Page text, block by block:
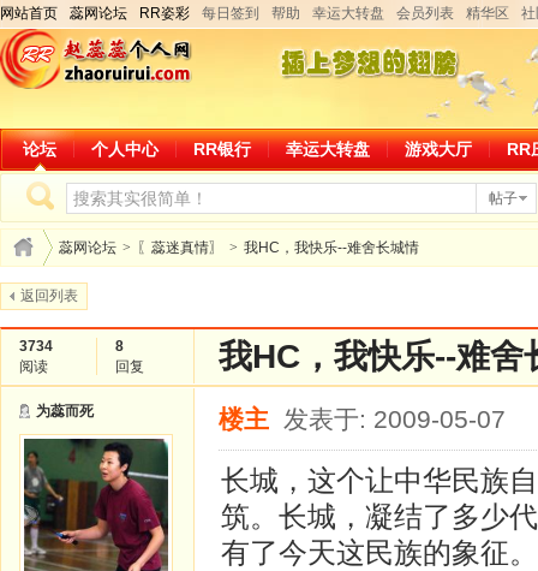
网站首页 蕊网论坛 RR姿彩 每日签到 帮助 幸运大转盘 会员列表 精华区
论坛 个人中心 RR银行 幸运大转盘 游戏大厅 RR
帖子
蕊网论坛 > 〖蕊迷真情〗 > 我HC，我快乐--难舍长城情
返回列表
3734
阅读
8
回复
我HC，我快乐--难
为蕊而死 楼主 发表于: 2009-05-07
长城，这个让中华民族
筑。长城，凝结了多少
有了今天这民族的象征。